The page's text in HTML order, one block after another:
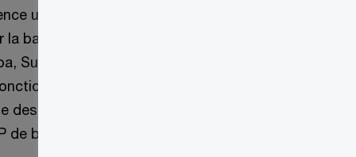
utilisateur,
base du
Success
meilleures
base.